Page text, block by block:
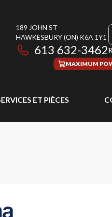
189 JOHN ST
HAWKESBURY(ON) K6A 1Y1
613 632-3462
MAXIMUM
ET PIÈCES